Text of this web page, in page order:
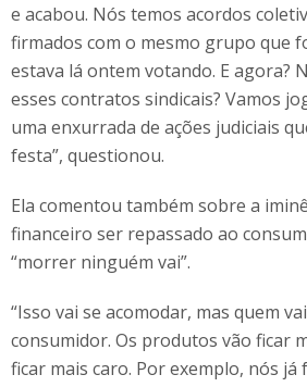
e acabou. Nós temos acordos
firmados com o mesmo grupo que
estava lá ontem votando. E agora?
esses contratos sindicais? Vamos
uma enxurrada de ações judiciais
festa”, questionou.
Ela comentou também sobre a
financeiro ser repassado ao
“morrer ninguém vai”.
“Isso vai se acomodar, mas quem
consumidor. Os produtos vão ficar
ficar mais caro. Por exemplo, nós já